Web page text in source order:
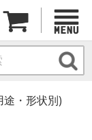
途・形状別)